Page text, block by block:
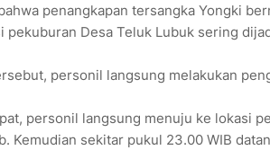
penangkapan tersangka Yongki
pekuburan Desa Teluk Lubuk sering
personil langsung melakukan
personil langsung menuju ke lokasi
Kemudian sekitar pukul 23.00 WIB